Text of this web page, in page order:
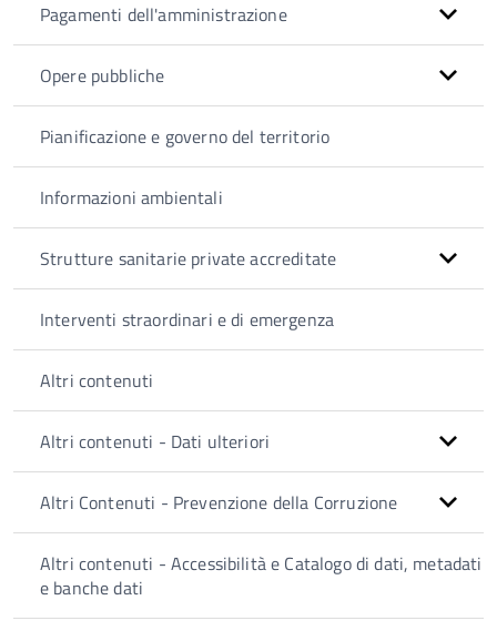
Pagamenti dell'amministrazione
Opere pubbliche
Pianificazione e governo del territorio
Informazioni ambientali
Strutture sanitarie private accreditate
Interventi straordinari e di emergenza
Altri contenuti
Altri contenuti - Dati ulteriori
Altri Contenuti - Prevenzione della Corruzione
Altri contenuti - Accessibilità e Catalogo di dati, metadati
e banche dati